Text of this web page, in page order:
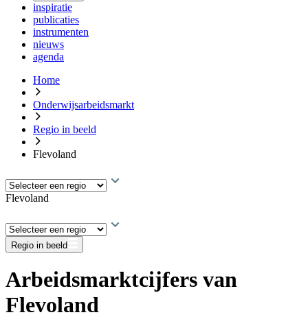
inspiratie
publicaties
instrumenten
nieuws
agenda
Home
Onderwijsarbeidsmarkt
Regio in beeld
Flevoland
Flevoland
Regio in beeld
Arbeidsmarktcijfers van
Flevoland